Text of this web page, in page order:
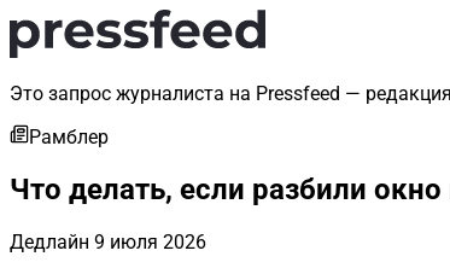
Это запрос журналиста на Pressfeed —
Рамблер
Что делать, если разбили
Дедлайн 9 июля 2026